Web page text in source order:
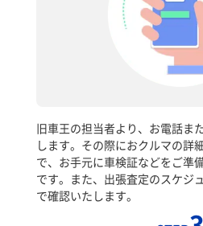
旧車王の担当者より、お電話ま
します。その際におクルマの詳
で、お手元に車検証などをご準
です。また、出張査定のスケジ
で確認いたします。